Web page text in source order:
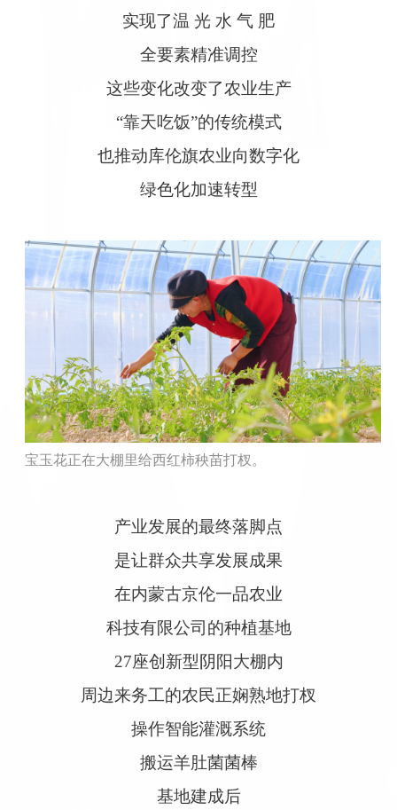
实现了温 光 水 气 肥
全要素精准调控
这些变化改变了农业生产
“靠天吃饭”的传统模式
也推动库伦旗农业向数字化
绿色化加速转型
宝玉花正在大棚里给西红柿秧苗打杈。
产业发展的最终落脚点
是让群众共享发展成果
在内蒙古京伦一品农业
科技有限公司的种植基地
27座创新型阴阳大棚内
周边来务工的农民正娴熟地打杈
操作智能灌溉系统
搬运羊肚菌菌棒
基地建成后